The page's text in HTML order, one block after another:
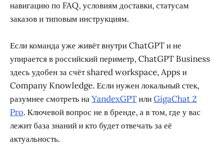
навигацию по FAQ, условиям доставки, статусам
заказов и типовым инструкциям.
Если команда уже живёт внутри ChatGPT и не
упирается в российский периметр, ChatGPT Business
здесь удобен за счёт shared workspace, Apps и
Company Knowledge. Если нужен локальный стек,
разумнее смотреть наYandexGPTилиGigaChat 2
Pro. Ключевой вопрос не в бренде, а в том, где у вас
лежит база знаний и кто будет отвечать за её
актуальность.